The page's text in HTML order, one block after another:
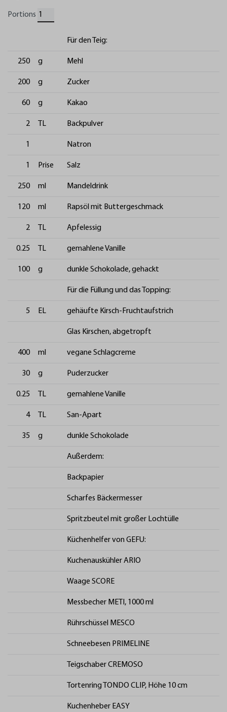
Portions
Für den Teig:
250 g Mehl
200 g Zucker
60 g Kakao
2 TL Backpulver
1 Natron
1 Prise Salz
250 ml Mandeldrink
120 ml Rapsöl mit Buttergeschmack
2 TL Apfelessig
0.25 TL gemahlene Vanille
100 g dunkle Schokolade, gehackt
Für die Füllung und das Topping:
5 EL gehäufte Kirsch-Fruchtaufstrich
Glas Kirschen, abgetropft
400 ml vegane Schlagcreme
30 g Puderzucker
0.25 TL gemahlene Vanille
4 TL San-Apart
35 g dunkle Schokolade
Außerdem:
Backpapier
Scharfes Bäckermesser
Spritzbeutel mit großer Lochtülle
Küchenhelfer von GEFU:
Kuchenauskühler ARIO
Waage SCORE
Messbecher METI, 1000 ml
Rührschüssel MESCO
Schneebesen PRIMELINE
Teigschaber CREMOSO
Tortenring TONDO CLIP, Höhe 10 cm
Kuchenheber EASY